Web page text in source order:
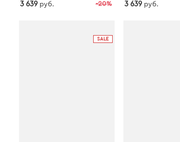
-20%
3 639 руб. 3 639 руб.
SALE